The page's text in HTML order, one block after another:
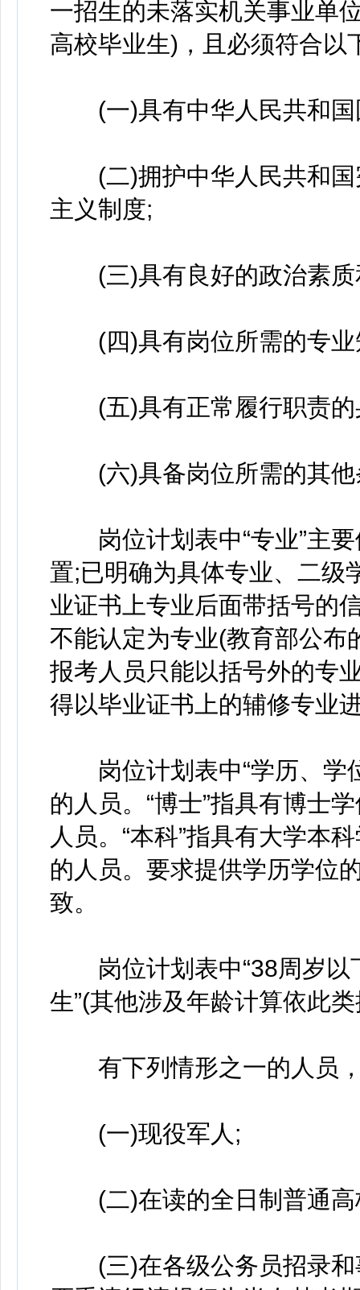
一招生的未落实机关事业单
高校毕业生)，且必须符合以
(一)具有中华人民共和国
(二)拥护中华人民共和国
主义制度;
(三)具有良好的政治素质
(四)具有岗位所需的专业
(五)具有正常履行职责的
(六)具备岗位所需的其他
岗位计划表中“专业”主要
置;已明确为具体专业、二级
业证书上专业后面带括号的
不能认定为专业(教育部公布
报考人员只能以括号外的专
得以毕业证书上的辅修专业
岗位计划表中“学历、学位
的人员。“博士”指具有博士
人员。“本科”指具有大学本
的人员。要求提供学历学位
致。
岗位计划表中“38周岁以
生”(其他涉及年龄计算依此
有下列情形之一的人员
(一)现役军人;
(二)在读的全日制普通高
(三)在各级公务员招录和